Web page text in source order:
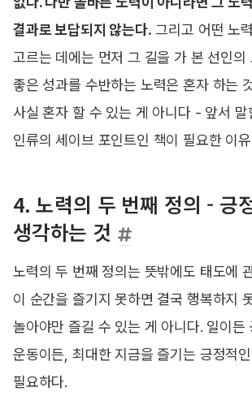
결과로 보답되지 않는다. 그리고 어떤 노
고르는 데에는 먼저 그 길을 가 본 선인의
좋은 성과를 수반하는 노력은 혼자 하는
사실 혼자 할 수 있는 게 아니다 - 앞서 말
인류의 세이브 포인트인 책이 필요한 이
4. 노력의 두 번째 정의 - 긍
생각하는 것
노력의 두 번째 정의는 뜻밖에도 태도에
이 순간을 즐기지 못하면 결국 행복하지
놀아야만 즐길 수 있는 게 아니다. 일이든
운동이든, 최대한 지금을 즐기는 긍정적
필요하다.